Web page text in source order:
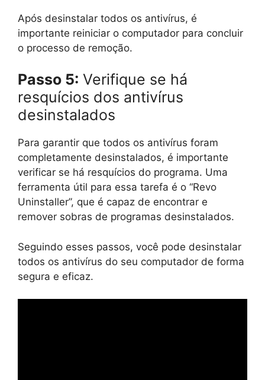
Após desinstalar todos os antivírus, é
importante reiniciar o computador para concluir
o processo de remoção.
Passo 5: Verifique se há
resquícios dos antivírus
desinstalados
Para garantir que todos os antivírus foram
completamente desinstalados, é importante
verificar se há resquícios do programa. Uma
ferramenta útil para essa tarefa é o “Revo
Uninstaller”, que é capaz de encontrar e
remover sobras de programas desinstalados.
Seguindo esses passos, você pode desinstalar
todos os antivírus do seu computador de forma
segura e eficaz.